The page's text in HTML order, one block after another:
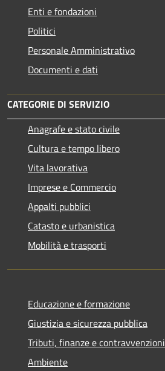
Enti e fondazioni
Politici
Personale Amministrativo
Documenti e dati
CATEGORIE DI SERVIZIO
Anagrafe e stato civile
Cultura e tempo libero
Vita lavorativa
Imprese e Commercio
Appalti pubblici
Catasto e urbanistica
Mobilità e trasporti
Educazione e formazione
Giustizia e sicurezza pubblica
Tributi, finanze e contravvenzioni
Ambiente